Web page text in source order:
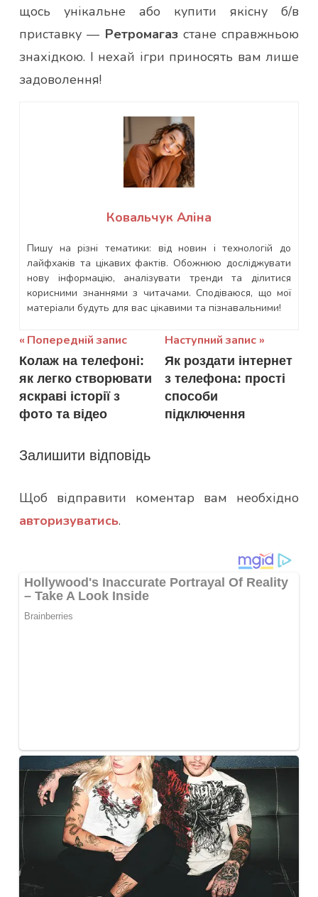
щось унікальне або купити якісну б/в
приставку — Ретромагазстане справжньою
знахідкою. І нехай ігри приносять вам лише
задоволення!
Ковальчук Аліна
Пишу на різні тематики: від новин і технологій до
лайфхаків та цікавих фактів. Обожнюю досліджувати
нову інформацію, аналізувати тренди та ділитися
корисними знаннями з читачами. Сподіваюся, що мої
матеріали будуть для вас цікавими та пізнавальними!
Навігація
записів
Попередній запис
Колаж на телефоні:
як легко створювати
яскраві історії з
фото та відео
Наступний запис
Як роздати інтернет
з телефона: прості
способи
підключення
Залишити відповідь
Щоб відправити коментар вам необхідно
авторизуватись.